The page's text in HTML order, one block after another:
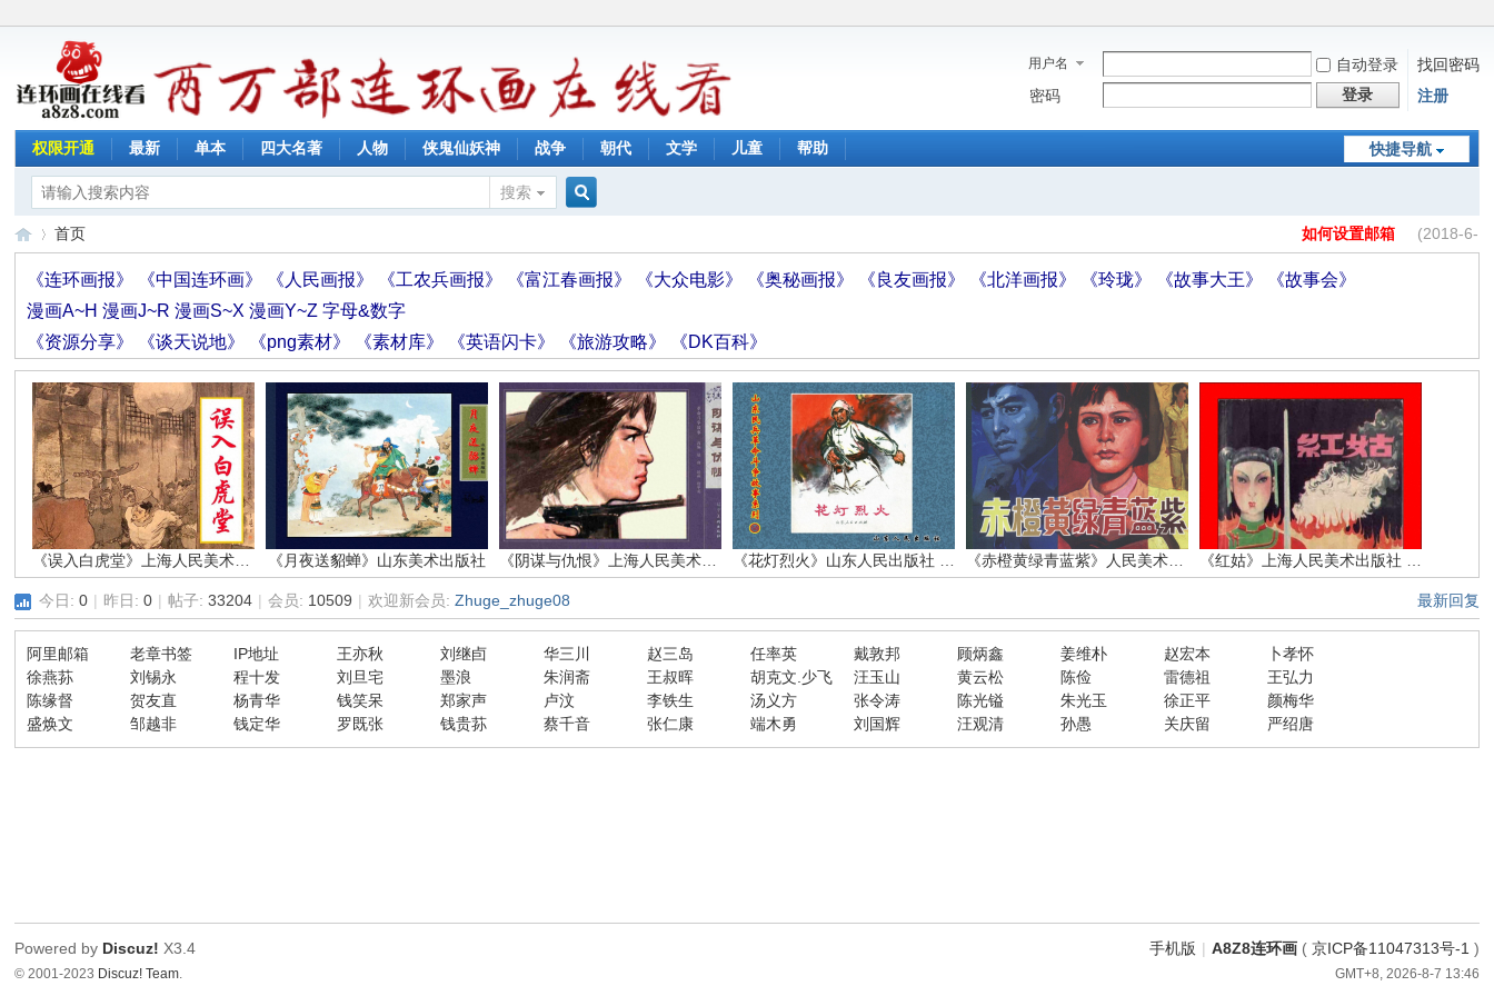
用户名 自动登录
找回密码
密码
登录 注册
快捷导航
权限开通 最新 单本 四大名著 人物 侠鬼仙妖神 战争 朝代 文学 儿童 帮助
搜索
21)
如何设置邮箱
(2018-6-
首页
《连环画报》 《中国连环画》 《人民画报》 《工农兵画报》 《富江春画报》 《大众电影》 《奥秘画报》 《良友画报》 《北洋画报》 《玲珑》 《故事大王》
《故事会》
漫画A~H漫画J~R漫画S~X漫画Y~Z字母&数字
《资源分享》
《谈天说地》 《png素材》 《素材库》 《英语闪卡》 《旅游攻略》 《DK百科》
《月夜送貂蝉》山东美术出版社
今日:0 | 昨日:0 | 帖子:33204 | 会员: 10509 | 欢迎新会员:Zhuge_zhuge08 最新回复
阿里邮箱 老章书签 IP地址 王亦秋 刘继卣 华三川 赵三岛 任率英 戴敦邦 顾炳鑫 姜维朴 赵宏本
卜孝怀
徐燕荪
刘锡永 程十发 刘旦宅 墨浪 朱润斋 王叔晖 胡克文.少飞 汪玉山 黄云松 陈俭 雷德祖
王弘力
陈缘督
贺友直 杨青华 钱笑呆 郑家声 卢汶 李铁生 汤义方 张令涛 陈光镒 朱光玉 徐正平
颜梅华
盛焕文
邹越非 钱定华 罗既张 钱贵荪 蔡千音 张仁康 端木勇 刘国辉 汪观清 孙愚 关庆留 严绍唐
手机版 | A8Z8连环画( 京ICP备11047313号-1 )
GMT+8, 2026-8-7 13:46
Powered by Discuz! X3.4
© 2001-2023 Discuz! Team